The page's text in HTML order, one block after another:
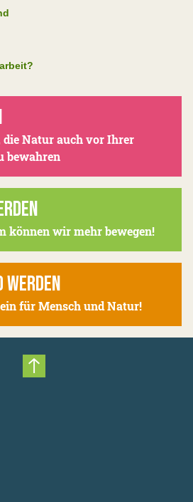
die Natur auch vor Ihrer
bewahren
können wir mehr bewegen!
für Mensch und Natur!
Nach oben scrollen